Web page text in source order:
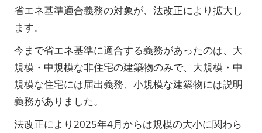
省エネ基準適合義務の対象が、法改正により拡大し
ます。
今まで省エネ基準に適合する義務があったのは、大
規模・中規模な非住宅の建築物のみで、大規模・中
規模な住宅には届出義務、小規模な建築物には説明
義務がありました。
法改正により2025年4月からは規模の大小に関わら